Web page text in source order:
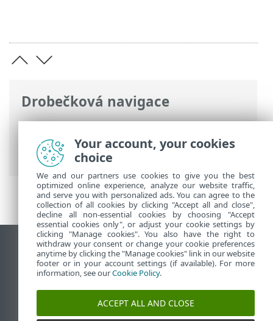
Drobečková navigace
ESET Online nápověda>ESET Smart TV
Security >Program zvyšování
spokojenosti zákazníků
Zobrazit verzi pro počítač
End of Life
ESET Databáze znalostí
ESET Forum
ESET Status Portal
Your account, your cookies
choice
We and our partners use cookies to give you the best
optimized online experience, analyze our website traffic,
and serve you with personalized ads. You can agree to the
collection of all cookies by clicking "Accept all and close",
decline all non-essential cookies by choosing "Accept
essential cookies only", or adjust your cookie settings by
clicking "Manage cookies". You also have the right to
withdraw your consent or change your cookie preferences
anytime by clicking the "Manage cookies" link in our website
footer or in your account settings (if available). For more
information, see ourCookie Policy.
ACCEPT ALL AND CLOSE